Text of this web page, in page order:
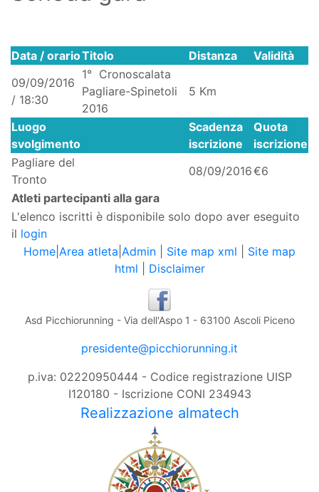
Data / orarioTitolo Distanza
Validità
09/09/2016
/ 18:30
1° Cronoscalata
Pagliare-Spinetoli
2016
5 Km
Luogo
svolgimento
Scadenza
iscrizione
Quota
iscrizione
Pagliare del
Tronto
08/09/2016€6
Atleti partecipanti alla gara
L'elenco iscritti è disponibile solo dopo aver eseguito
il login
Home Area atleta Admin Site map xml
Site map
html
Disclaimer
Asd Picchiorunning - Via dell'Aspo 1 - 63100 Ascoli Piceno
presidente@picchiorunning.it
p.iva: 02220950444 - Codice registrazione UISP
I120180 - Iscrizione CONI 234943
Realizzazione almatech